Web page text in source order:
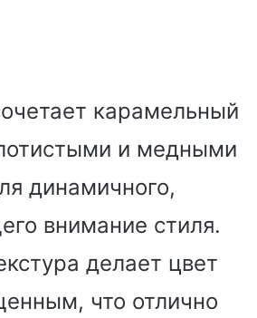
карамельный
и медными
динамичного,
внимание стиля.
делает цвет
что отлично